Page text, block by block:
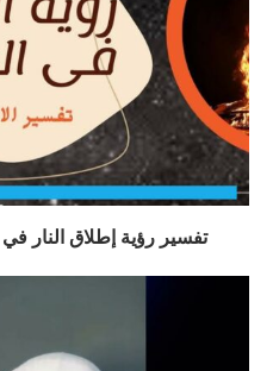
تفسير رؤية إطلاق النار في